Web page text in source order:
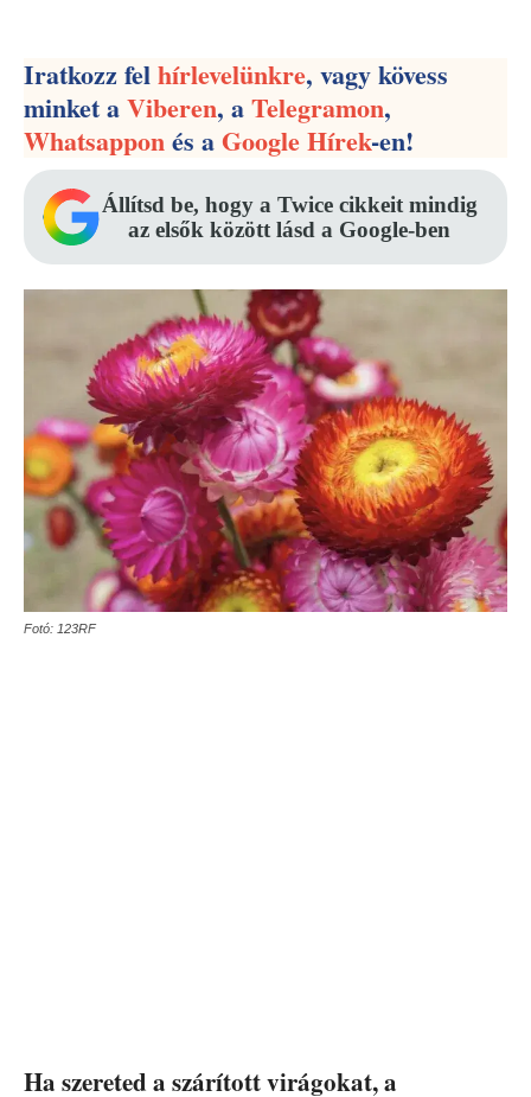
Iratkozz felhírlevelünkre, vagy kövess
minket aViberen, aTelegramon,
Whatsapponés aGoogle Hírek-en!
Állítsd be, hogy a Twice cikkeit mindig
az elsők között lásd a Google-ben
Fotó: 123RF
Ha szereted a szárított virágokat, a